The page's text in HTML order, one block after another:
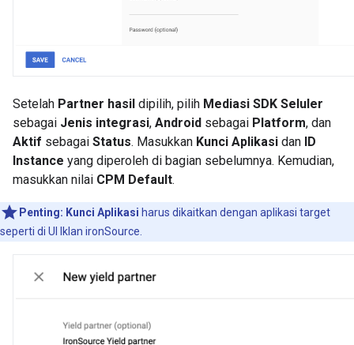
Setelah Partner hasil dipilih, pilih Mediasi SDK Seluler
sebagai Jenis integrasi, Android sebagai Platform, dan
Aktif sebagai Status. Masukkan Kunci Aplikasi dan ID
Instance yang diperoleh di bagian sebelumnya. Kemudian,
masukkan nilai CPM Default.
Penting: Kunci Aplikasi harus dikaitkan dengan aplikasi target
seperti di UI Iklan ironSource.